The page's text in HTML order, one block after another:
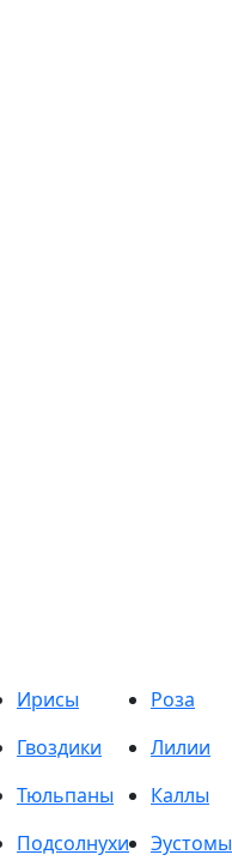
Ирисы
Роза
Гвоздики
Лилии
Тюльпаны
Каллы
Подсолнухи
Эустомы